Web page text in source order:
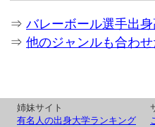
⇒ バレーボール選手出
⇒ 他のジャンルも合わ
姉妹サイト
有名人の出身大学ランキング